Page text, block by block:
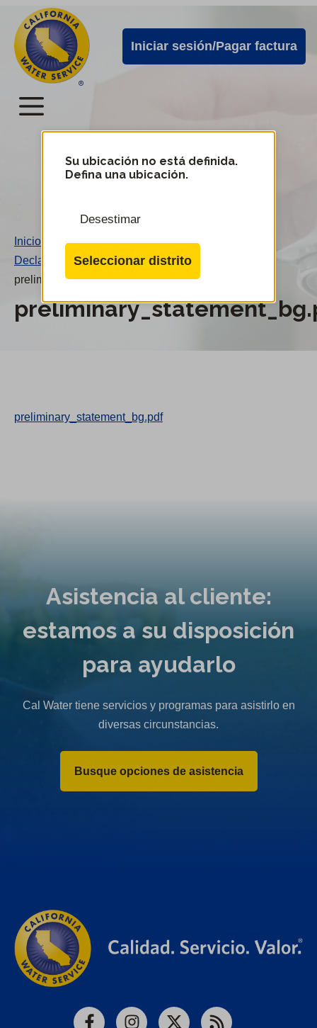
directamente
contenido
principal
Alertas
de
Cal
Water
Iniciar sesión/Pagar factura
Menú
Menú
servicio
de
Cal
Water
Su ubicación no está definida.
Defina una ubicación.
Desestimar
Seleccionar distrito
Inicio
Declaración preliminar Bg /
preliminary_statement_bg.pdf
preliminary_statement_bg.pdf
Asistencia al cliente:
estamos a su disposición
para ayudarlo
Cal Water tiene servicios y programas para asistirlo en
diversas circunstancias.
Busque opciones de asistencia